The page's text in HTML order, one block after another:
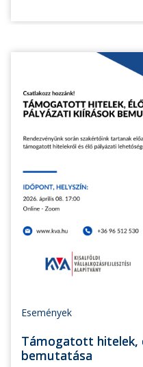
Események
Támogatott hitelek,
bemutatása